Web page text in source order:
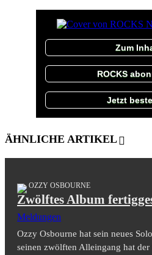
Zum
ROCKS
Jetzt
ÄHNLICHE ARTIKEL
OZZY OSBOURNE
Zwölftes Album
Meldungen
Ozzy Osbourne hat sein neues
seinen zwölften Alleingang hat der